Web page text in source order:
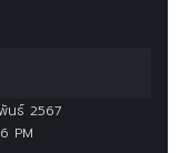
PM
นธ์ 2567